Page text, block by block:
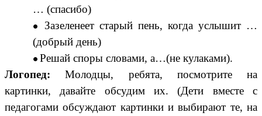
… (спасибо)
Зазеленеет старый пень, когда услышит …
(добрый день)
Решай споры словами, а…(не кулаками).
Логопед:Молодцы, ребята, посмотрите на
картинки, давайте обсудим их. (Дети вместе с
педагогами обсуждают картинки и выбирают те, на